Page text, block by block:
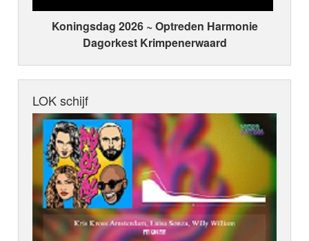
Koningsdag 2026 ~ Optreden Harmonie
Dagorkest Krimpenerwaard
LOK schijf